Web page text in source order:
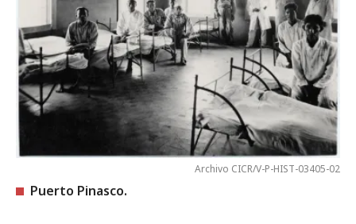
Archivo CICR/V-P-HIST-03405-02
Puerto Pinasco.